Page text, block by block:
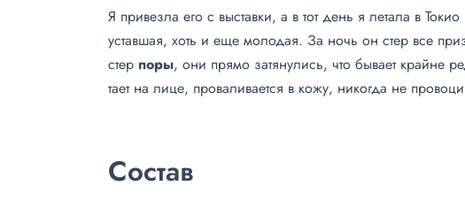
Я привезла его с выставки, а в тот день я летала в
уставшая, хоть и еще молодая. За ночь он стер все
стер поры, они прямо затянулись, что бывает крайне
тает на лице, проваливается в кожу, никогда не
Состав